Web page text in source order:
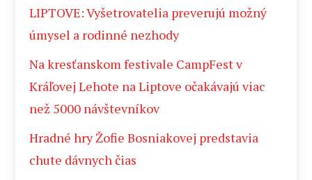
LIPTOVE: Vyšetrovatelia preverujú možný
úmysel a rodinné nezhody
Na kresťanskom festivale CampFest v
Kráľovej Lehote na Liptove očakávajú viac
než 5000 návštevníkov
Hradné hry Žofie Bosniakovej predstavia
chute dávnych čias